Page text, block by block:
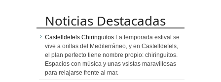
Noticias Destacadas
Castelldefels Chiringuitos La temporada estival se
vive a orillas del Mediterráneo, y en Castelldefels,
el plan perfecto tiene nombre propio: chiringuitos.
Espacios con música y unas vsistas maravillosas
para relajarse frente al mar.